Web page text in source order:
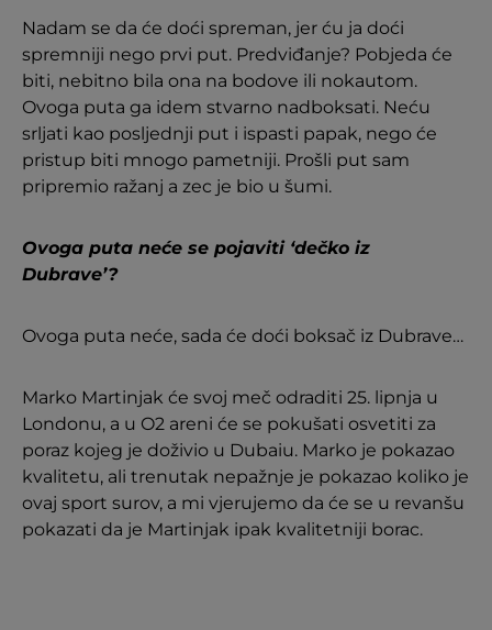
Nadam se da će doći spreman, jer ću ja doći
spremniji nego prvi put. Predviđanje? Pobjeda će
biti, nebitno bila ona na bodove ili nokautom.
Ovoga puta ga idem stvarno nadboksati. Neću
srljati kao posljednji put i ispasti papak, nego će
pristup biti mnogo pametniji. Prošli put sam
pripremio ražanj a zec je bio u šumi.
Ovoga puta neće se pojaviti ‘dečko iz
Dubrave’?
Ovoga puta neće, sada će doći boksač iz Dubrave…
Marko Martinjak će svoj meč odraditi 25. lipnja u
Londonu, a u O2 areni će se pokušati osvetiti za
poraz kojeg je doživio u Dubaiu. Marko je pokazao
kvalitetu, ali trenutak nepažnje je pokazao koliko je
ovaj sport surov, a mi vjerujemo da će se u revanšu
pokazati da je Martinjak ipak kvalitetniji borac.